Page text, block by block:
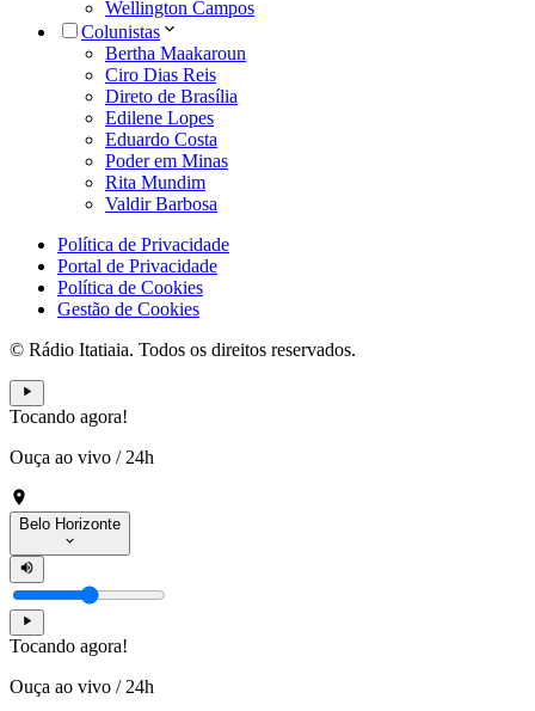
Wellington Campos
Colunistas
Bertha Maakaroun
Ciro Dias Reis
Direto de Brasília
Edilene Lopes
Eduardo Costa
Poder em Minas
Rita Mundim
Valdir Barbosa
Política de Privacidade
Portal de Privacidade
Política de Cookies
Gestão de Cookies
© Rádio Itatiaia. Todos os direitos reservados.
Tocando agora!
Ouça ao vivo / 24h
Belo Horizonte
Tocando agora!
Ouça ao vivo / 24h